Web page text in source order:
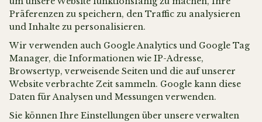
Präferenzen zu speichern, den Traffic zu analysieren
und Inhalte zu personalisieren.
Wir verwenden auch Google Analytics und Google Tag
Manager, die Informationen wie IP-Adresse,
Browsertyp, verweisende Seiten und die auf unserer
Website verbrachte Zeit sammeln. Google kann diese
Daten für Analysen und Messungen verwenden.
Sie können Ihre Einstellungen über unsere verwalten